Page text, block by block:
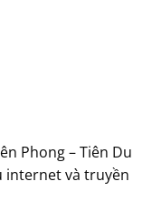
Phong – Tiên Du
internet và truyền